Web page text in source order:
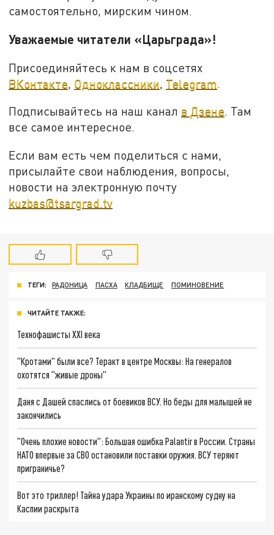
самостоятельно, мирским чином.
Уважаемые читатели «Царьграда»!
Присоединяйтесь к нам в соцсетях
ВКонтакте Одноклассники Telegram
Подписывайтесь на наш канал в Дзене. Там
все самое интересное.
Если вам есть чем поделиться с нами,
присылайте свои наблюдения, вопросы,
новости на электронную почту
kuzbas@tsargrad.tv
ТЕГИ: РАДОНИЦА ПАСХА КЛАДБИЩЕ ПОМИНОВЕНИЕ
ЧИТАЙТЕ ТАКЖЕ:
Технофашисты XXI века
"Кротами" были все? Теракт в центре Москвы: На генералов
охотятся "живые дроны"
Даня с Дашей спаслись от боевиков ВСУ. Но беды для малышей не
закончились
"Очень плохие новости": Большая ошибка Palantir в России. Страны
НАТО впервые за СВО остановили поставки оружия. ВСУ теряют
приграничье?
Вот это триллер! Тайна удара Украины по иранскому судну на
Каспии раскрыта